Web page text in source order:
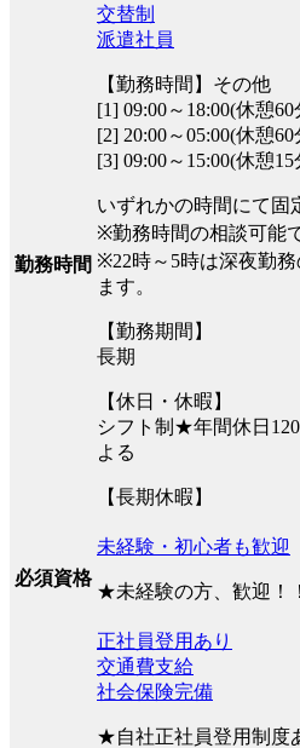
勤務時間
交替制
派遣社員
【勤務時間】その他
[1] 09:00～18:00(休憩60
[2] 20:00～05:00(休憩60
[3] 09:00～15:00(休憩15
いずれかの時間にて固
※勤務時間の相談可能
※22時～5時は深夜勤
ます。
【勤務期間】
長期
【休日・休暇】
シフト制★年間休日
よる
【長期休暇】
必須資格
未経験・初心者も歓迎
★未経験の方、歓迎！！
正社員登用あり
交通費支給
社会保険完備
★自社正社員登用制度